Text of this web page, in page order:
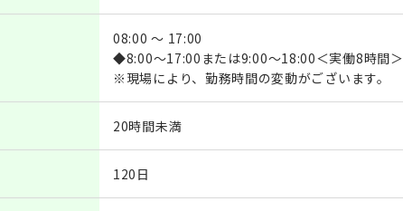
08:00 ～ 17:00
◆8:00～17:00または9:00～18:00＜実働8時間＞
※現場により、勤務時間の変動がございます。
20時間未満
120日